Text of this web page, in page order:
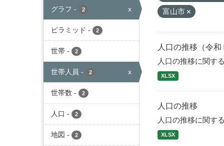
グラフ - 2 x
ピラミッド - 2
世帯 - 2
世帯人員 - 2 x
世帯数 - 2
人口 - 2
地図 - 2
富山市
人口の推移（令和
人口の推移に関す
XLSX
人口の推移
人口の推移に関す
XLSX